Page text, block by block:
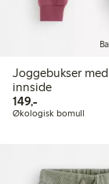
Joggebukser
innside
149,-149,00 kr
Økologisk bomull